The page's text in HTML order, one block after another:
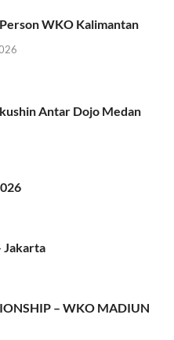
WKO Kalimantan
Antar Dojo Medan
Jakarta
– WKO MADIUN